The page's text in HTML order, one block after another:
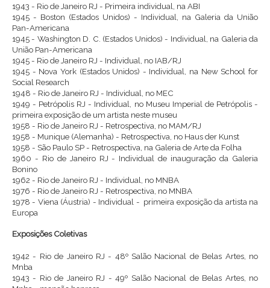
1943 - Rio de Janeiro RJ - Primeira individual, na ABI
1945 - Boston (Estados Unidos) - Individual, na Galeria da União
Pan-Americana
1945 - Washington D. C. (Estados Unidos) - Individual, na Galeria da
União Pan-Americana
1945 - Rio de Janeiro RJ - Individual, no IAB/RJ
1945 - Nova York (Estados Unidos) - Individual, na New School for
Social Research
1948 - Rio de Janeiro RJ - Individual, no MEC
1949 - Petrópolis RJ - Individual, no Museu Imperial de Petrópolis -
primeira exposição de um artista neste museu
1958 - Rio de Janeiro RJ - Retrospectiva, no MAM/RJ
1958 - Munique (Alemanha) - Retrospectiva, no Haus der Kunst
1958 - São Paulo SP - Retrospectiva, na Galeria de Arte da Folha
1960 - Rio de Janeiro RJ - Individual de inauguração da Galeria
Bonino
1962 - Rio de Janeiro RJ - Individual, no MNBA
1976 - Rio de Janeiro RJ - Retrospectiva, no MNBA
1978 - Viena (Áustria) - Individual - primeira exposição da artista na
Europa
Exposições Coletivas
1942 - Rio de Janeiro RJ - 48º Salão Nacional de Belas Artes, no
Mnba
1943 - Rio de Janeiro RJ - 49º Salão Nacional de Belas Artes, no